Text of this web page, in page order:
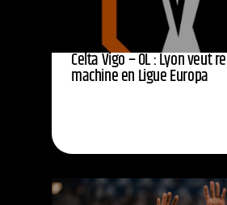
Celta Vigo – OL : Lyon veut
machine en Ligue Europa